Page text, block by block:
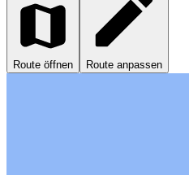
Route öffnen Route anpassen